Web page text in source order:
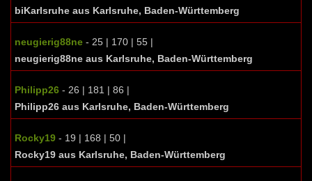
biKarlsruhe aus Karlsruhe, Baden-Württemberg
neugierig88ne - 25 | 170 | 55 |
neugierig88ne aus Karlsruhe, Baden-Württemberg
Philipp26 - 26 | 181 | 86 |
Philipp26 aus Karlsruhe, Baden-Württemberg
Rocky19 - 19 | 168 | 50 |
Rocky19 aus Karlsruhe, Baden-Württemberg